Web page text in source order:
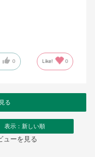
0 Like! 0
る
表示：新しい順
ューを見る